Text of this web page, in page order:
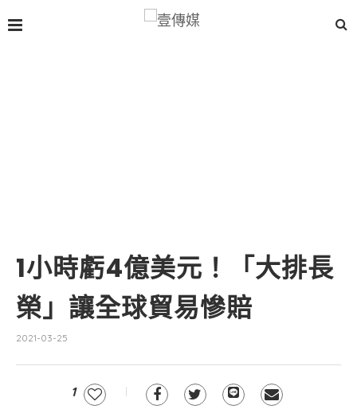
1小時虧4億美元！「大排長
榮」讓全球貿易慘賠
2021-03-25
1